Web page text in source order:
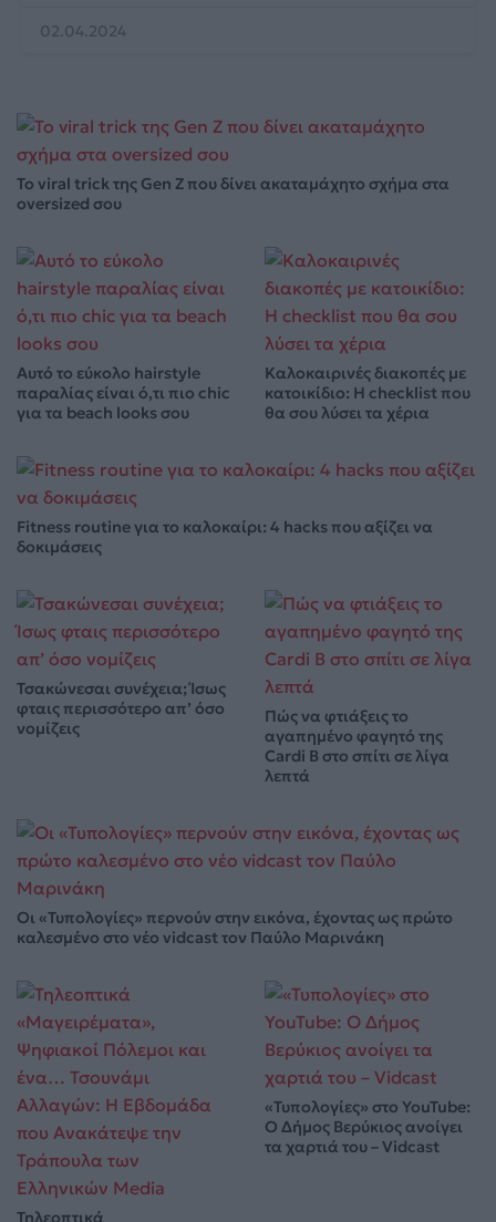
02.04.2024
Το viral trick της Gen Z που δίνει ακαταμάχητο σχήμα στα
oversized σου
Αυτό το εύκολο hairstyle
παραλίας είναι ό,τι πιο chic
για τα beach looks σου
Καλοκαιρινές διακοπές με
κατοικίδιο: Η checklist που
θα σου λύσει τα χέρια
Fitness routine για το καλοκαίρι: 4 hacks που αξίζει να
δοκιμάσεις
Τσακώνεσαι συνέχεια; Ίσως
φταις περισσότερο απ’ όσο
νομίζεις
Πώς να φτιάξεις το
αγαπημένο φαγητό της
Cardi B στο σπίτι σε λίγα
λεπτά
Οι «Τυπολογίες» περνούν στην εικόνα, έχοντας ως πρώτο
καλεσμένο στο νέο vidcast τον Παύλο Μαρινάκη
Τηλεοπτικά
«Τυπολογίες» στο YouTube:
Ο Δήμος Βερύκιος ανοίγει
τα χαρτιά του – Vidcast